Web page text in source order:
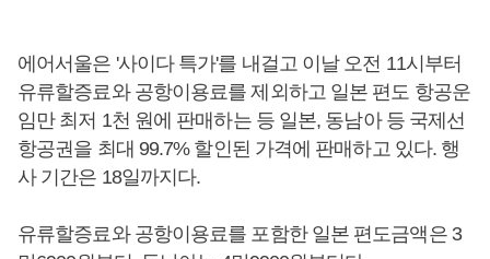
에어서울은 '사이다 특가'를 내걸고 이날 오전 11시부터
유류할증료와 공항이용료를 제외하고 일본 편도 항공운
임만 최저 1천 원에 판매하는 등 일본, 동남아 등 국제선
항공권을 최대 99.7% 할인된 가격에 판매하고 있다. 행
사 기간은 18일까지다.
유류할증료와 공항이용료를 포함한 일본 편도금액은 3